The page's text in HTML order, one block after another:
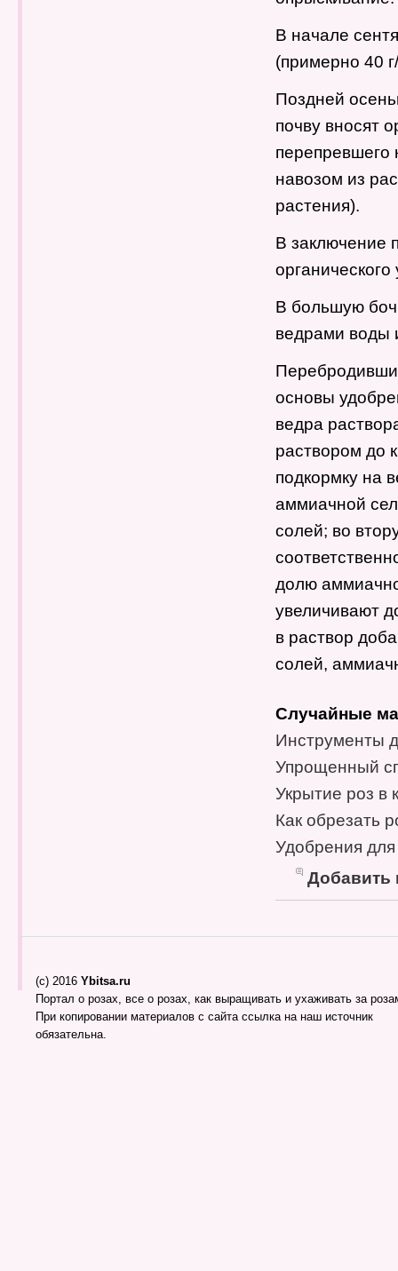
В начале
(примерно 40
Поздней
почву вносят
перепревшего
навозом из
растения).
В заключение
В большую
ведрами воды
основы
ведра
раствором до
подкормку на
аммиачной
солей; во
долю
увеличивают
в раствор
солей,
Случайные
Инструменты
Упрощенный
Укрытие роз в
Как обрезать
Удобрения
Добавить
(c) 2016 Ybitsa.ru
Портал о розах, все о розах, как выращивать и ухаживать за
При копировании материалов с сайта ссылка на наш источник
обязательна.